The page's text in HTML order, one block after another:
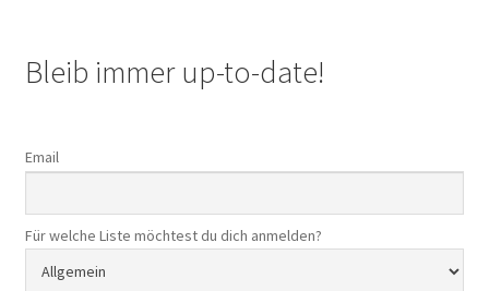
Bleib immer up-to-date!
Email
Für welche Liste möchtest du dich anmelden?